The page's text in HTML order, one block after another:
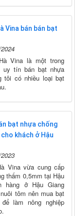
Vina bán bán bạt
Vina là một trong
uy tín bán bạt nhựa
tôi có nhiều loại bạt
bạt nhựa chống
khách ở Hậu
Vina vừa cung cấp
thấm 0,5mm tại Hậu
hàng ở Hậu Giang
tôm nên mua bạt
làm nông nghiệp